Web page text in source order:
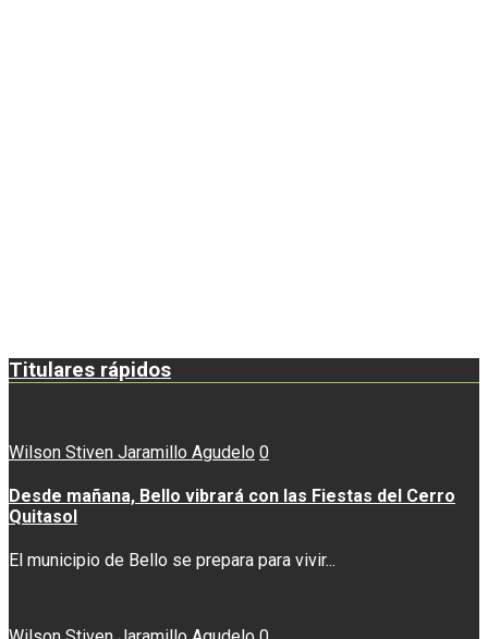
Titulares rápidos
Wilson Stiven Jaramillo Agudelo 0
Desde mañana, Bello vibrará con las Fiestas del Cerro
Quitasol
El municipio de Bello se prepara para vivir...